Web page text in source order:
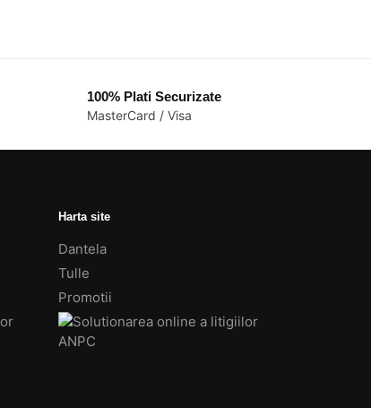
100% Plati Securizate
MasterCard / Visa
Harta site
Dantela
Tulle
Promotii